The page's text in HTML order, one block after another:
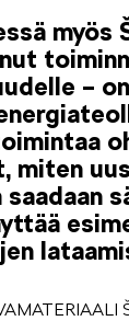
ŠKODA
SIMPLY
myös
–
miten